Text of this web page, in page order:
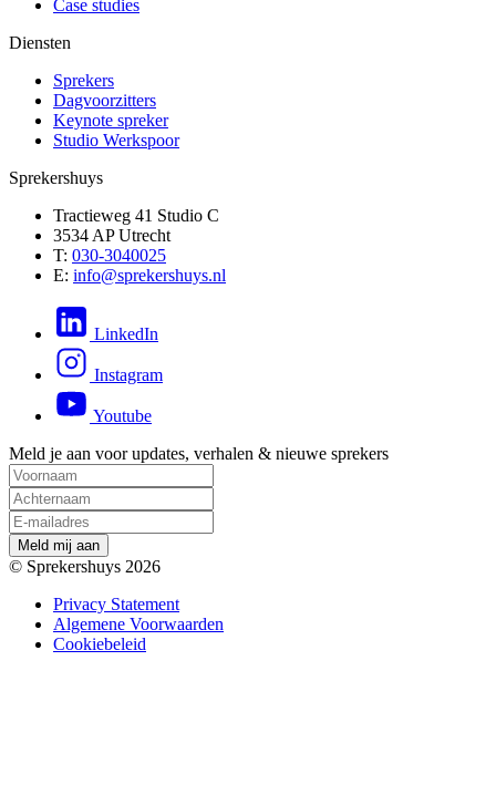
Case studies
Diensten
Sprekers
Dagvoorzitters
Keynote spreker
Studio Werkspoor
Sprekershuys
Tractieweg 41 Studio C
3534 AP Utrecht
T: 030-3040025
E: info@sprekershuys.nl
LinkedIn
Instagram
Youtube
Meld je aan voor updates, verhalen & nieuwe sprekers
Meld mij aan
© Sprekershuys 2026
Privacy Statement
Algemene Voorwaarden
Cookiebeleid